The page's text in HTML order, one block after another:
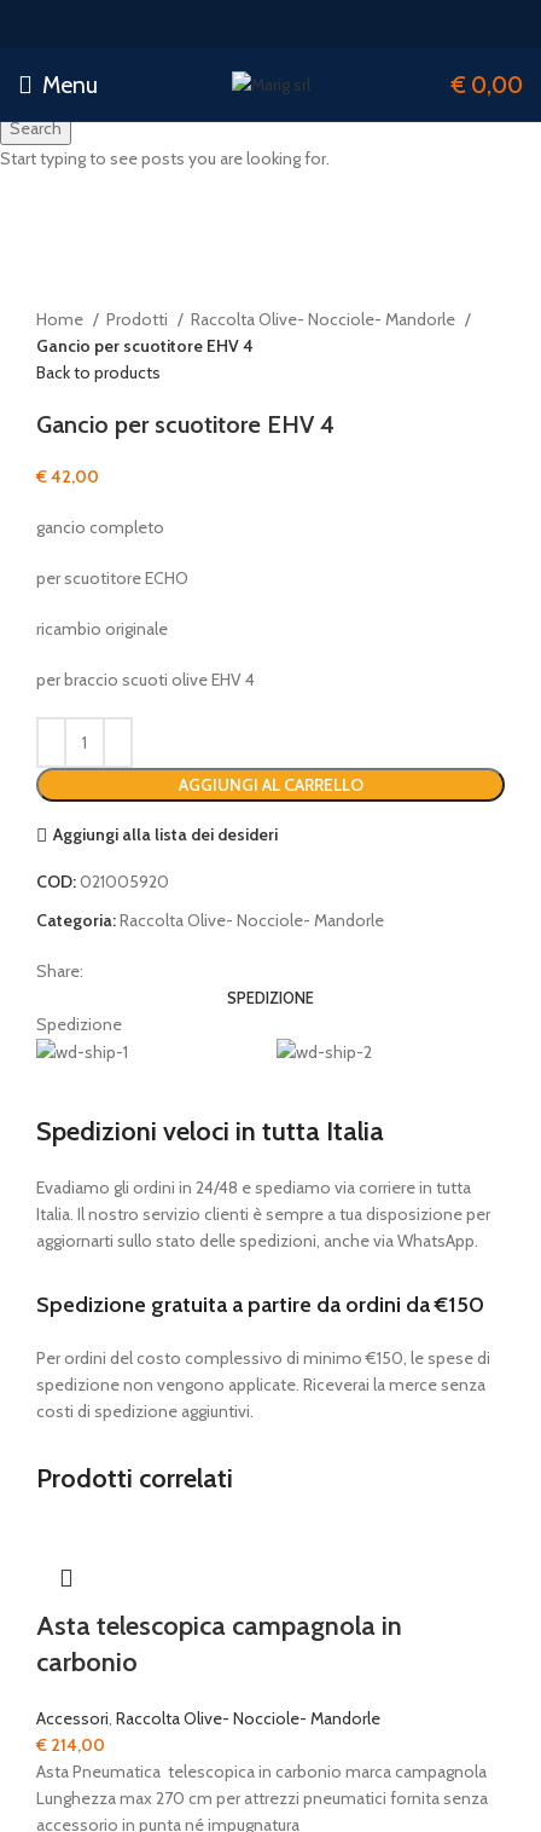
Menu € 0,00
Home Prodotti
Raccolta Olive- Nocciole- Mandorle
Gancio per scuotitore EHV 4
Back to products
Gancio per scuotitore EHV 4
€42,00
gancio completo
per scuotitore ECHO
ricambio originale
per braccio scuoti olive EHV 4
AGGIUNGI AL CARRELLO
Aggiungi alla lista dei desideri
COD:021005920
Categoria:Raccolta Olive- Nocciole- Mandorle
Share:
SPEDIZIONE
Spedizione
Spedizioni veloci in tutta Italia
Evadiamo gli ordini in 24/48 e spediamo via corriere in tutta
Italia. Il nostro servizio clienti è sempre a tua disposizione per
aggiornarti sullo stato delle spedizioni, anche via WhatsApp.
Spedizione gratuita a partire da ordini da €150
Per ordini del costo complessivo di minimo €150, le spese di
spedizione non vengono applicate. Riceverai la merce senza
costi di spedizione aggiuntivi.
Prodotti correlati
Asta telescopica campagnola in
carbonio
Accessori, Raccolta Olive- Nocciole- Mandorle
€ 214,00
Asta Pneumatica telescopica in carbonio marca campagnola
Lunghezza max 270 cm per attrezzi pneumatici fornita senza
accessorio in punta né impugnatura
Search
Start typing to see posts you are looking for.